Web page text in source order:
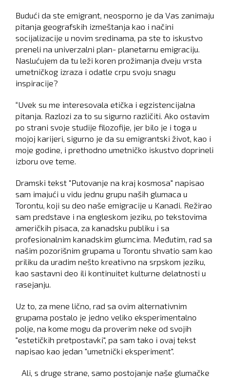
Budući da ste emigrant, neosporno je da Vas zanimaju
pitanja geografskih izmeštanja kao i načini
socijalizacije u novim sredinama, pa ste to iskustvo
preneli na univerzalni plan- planetarnu emigraciju.
Naslućujem da tu leži koren prožimanja dveju vrsta
umetničkog izraza i odatle crpu svoju snagu
inspiracije?
“Uvek su me interesovala etička i egzistencijalna
pitanja. Razlozi za to su sigurno različiti. Ako ostavim
po strani svoje studije filozofije, jer bilo je i toga u
mojoj karijeri, sigurno je da su emigrantski život, kao i
moje godine, i prethodno umetničko iskustvo doprineli
izboru ove teme.
Dramski tekst "Putovanje na kraj kosmosa" napisao
sam imajući u vidu jednu grupu naših glumaca u
Torontu, koji su deo naše emigracije u Kanadi. Režirao
sam predstave i na engleskom jeziku, po tekstovima
američkih pisaca, za kanadsku publiku i sa
profesionalnim kanadskim glumcima. Međutim, rad sa
našim pozorišnim grupama u Torontu shvatio sam kao
priliku da uradim nešto kreativno na srpskom jeziku,
kao sastavni deo ili kontinuitet kulturne delatnosti u
rasejanju.
Uz to, za mene lično, rad sa ovim alternativnim
grupama postalo je jedno veliko eksperimentalno
polje, na kome mogu da proverim neke od svojih
"estetičkih pretpostavki", pa sam tako i ovaj tekst
napisao kao jedan "umetnički eksperiment".
Ali, s druge strane, samo postojanje naše glumačke